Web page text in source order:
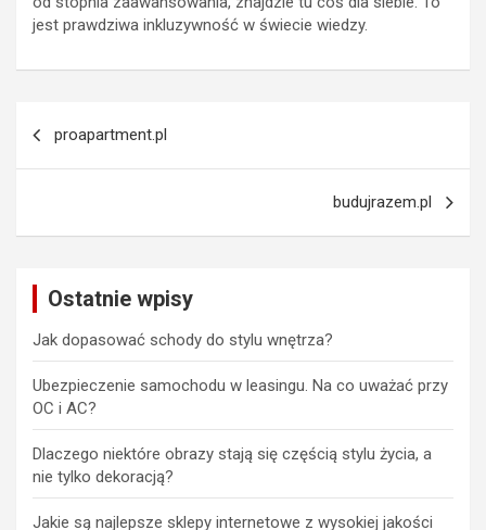
jest prawdziwa inkluzywność w świecie wiedzy.
wpisu
proapartment.pl
budujrazem.pl
Ostatnie wpisy
Jak dopasować schody do stylu wnętrza?
Ubezpieczenie samochodu w leasingu. Na co uważać przy
OC i AC?
Dlaczego niektóre obrazy stają się częścią stylu życia, a
nie tylko dekoracją?
Jakie są najlepsze sklepy internetowe z wysokiej jakości